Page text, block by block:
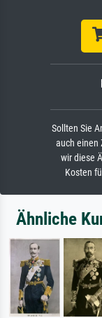
Sollten Sie
auch einen
wir diese
Kosten
Ähnliche